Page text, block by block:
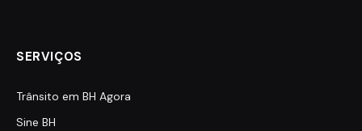
SERVIÇOS
Trânsito em BH Agora
Sine BH